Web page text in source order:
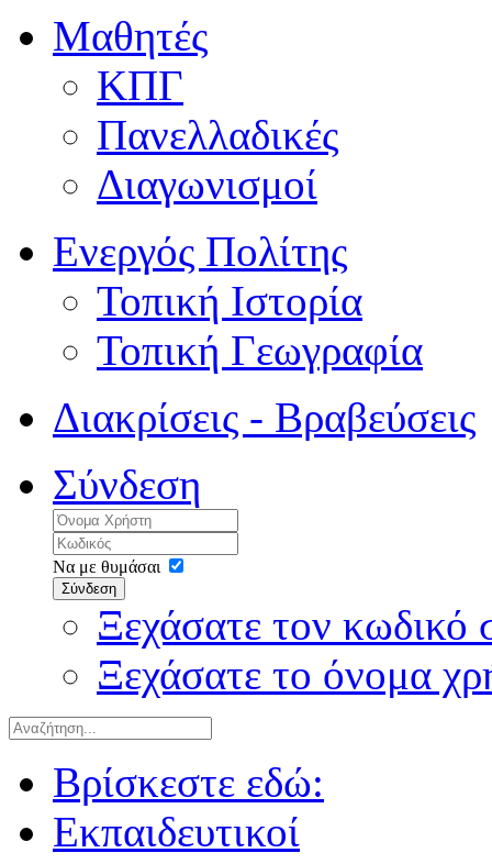
Μαθητές
ΚΠΓ
Πανελλαδικές
Διαγωνισμοί
Ενεργός Πολίτης
Τοπική Ιστορία
Τοπική Γεωγραφία
Διακρίσεις - Βραβεύσεις
Σύνδεση
Να με θυμάσαι
Σύνδεση
Ξεχάσατε τον κωδικό
Ξεχάσατε το όνομα
Βρίσκεστε εδώ:
Εκπαιδευτικοί